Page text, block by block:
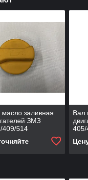
заливная
ЗМЗ
409/514
Вал
405/